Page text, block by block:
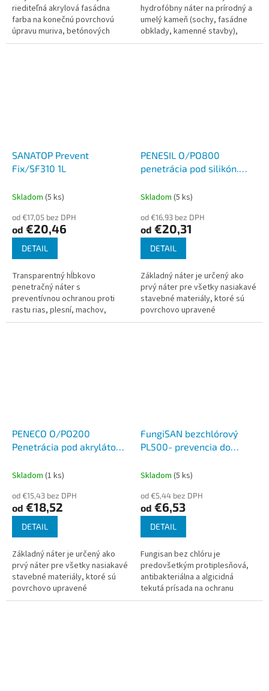
riediteľná akrylová fasádna
farba na konečnú povrchovú
úpravu muriva, betónových
panelov, sadrokartónových
hydrofóbny náter na prírodný a
umelý kameň (sochy, fasádne
obklady, kamenné stavby),
strešné krytiny, všetky druhy
SANATOP Prevent
Fix/SF310 1L
Skladom (5 ks)
od €17,05 bez DPH
od €20,46
DETAIL
Transparentný hĺbkovo
penetračný náter s
preventívnou ochranou proti
rastu rias, plesní, machov,
lišajníkov a baktérií.
PENESIL O/PO800
penetrácia pod silikón.
Skladom (5 ks)
od €16,93 bez DPH
od €20,31
DETAIL
Základný náter je určený ako
prvý náter pre všetky nasiakavé
stavebné materiály, ktoré sú
povrchovo upravené
akrylátovými omietkami, napr.
PENECO O/PO200
Penetrácia pod akrylátové
Skladom (1 ks)
od €15,43 bez DPH
od €18,52
DETAIL
Základný náter je určený ako
prvý náter pre všetky nasiakavé
stavebné materiály, ktoré sú
povrchovo upravené
akrylátovými omietkami, napr.
FungiSAN bezchlórový
PL500- prevencia do
Skladom (5 ks)
od €5,44 bez DPH
od €6,53
DETAIL
Fungisan bez chlóru je
predovšetkým protiplesňová,
antibakteriálna a algicidná
tekutá prísada na ochranu
muriva vo vodou riediteľných